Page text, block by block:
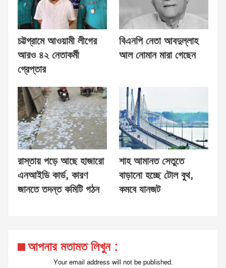
চট্টগ্রামে আওয়ামী লীগের
আরও ৪২ নেতাকর্মী
গ্রেপ্তার
বিএনপি নেতা আবদুল্লাহ
আল নোমান মারা গেছেন
রাস্তায় পড়ে আছে হাজারো
এনআইডি কার্ড, কারণ
জানতে তদন্ত কমিটি গঠন
শাহ আমানত সেতুতে
বাড়ানো হচ্ছে টোল বুথ,
কমবে যানজট
আপনার মতামত লিখুন :
Your email address will not be published.